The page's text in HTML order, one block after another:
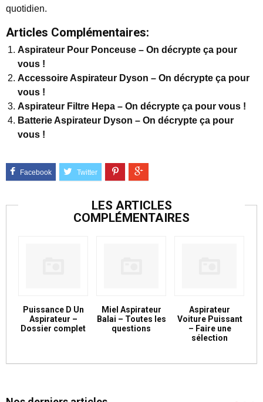
quotidien.
Articles Complémentaires:
Aspirateur Pour Ponceuse – On décrypte ça pour
vous !
Accessoire Aspirateur Dyson – On décrypte ça pour
vous !
Aspirateur Filtre Hepa – On décrypte ça pour vous !
Batterie Aspirateur Dyson – On décrypte ça pour
vous !
LES ARTICLES
COMPLÉMENTAIRES
Puissance D Un
Aspirateur –
Dossier complet
Miel Aspirateur
Balai – Toutes les
questions
Aspirateur
Voiture Puissant
– Faire une
sélection